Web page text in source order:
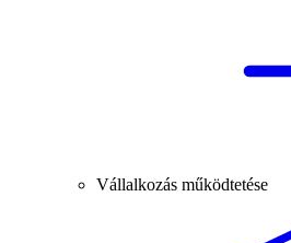
Vállalkozás működtetése